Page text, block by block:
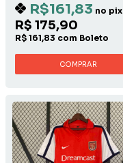
R$161,83 no pix
R$ 175,90
R$ 161,83 com Boleto
COMPRAR